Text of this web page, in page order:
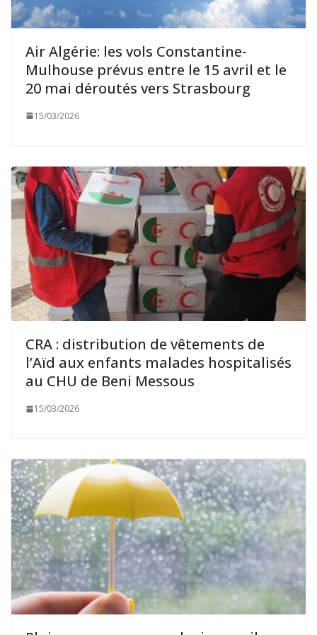
Air Algérie: les vols Constantine-
Mulhouse prévus entre le 15 avril et le
20 mai déroutés vers Strasbourg
15/03/2026
CRA : distribution de vêtements de
l’Aïd aux enfants malades hospitalisés
au CHU de Beni Messous
15/03/2026